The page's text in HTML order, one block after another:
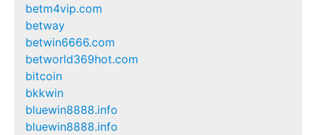
betm4vip.com
betway
betwin6666.com
betworld369hot.com
bitcoin
bkkwin
bluewin8888.info
bluewin8888.info